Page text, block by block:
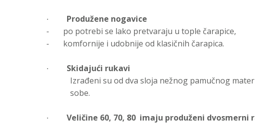
·
Produžene nogavice
-
po potrebi se lako pretvaraju u tople čarapice,
-
komfornije i udobnije od klasičnih čarapica.
·
Skidajući rukavi
Izrađeni su od dva sloja nežnog pamučnog
sobe.
· Veličine 60, 70, 80 imaju produženi dvosmerni